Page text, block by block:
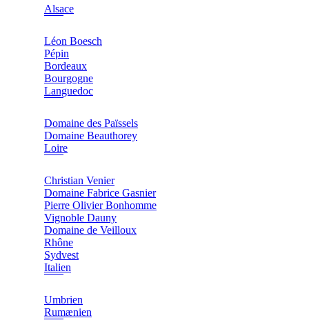
Alsace
Léon Boesch
Pépin
Bordeaux
Bourgogne
Languedoc
Domaine des Païssels
Domaine Beauthorey
Loire
Christian Venier
Domaine Fabrice Gasnier
Pierre Olivier Bonhomme
Vignoble Dauny
Domaine de Veilloux
Rhône
Sydvest
Italien
Umbrien
Rumænien